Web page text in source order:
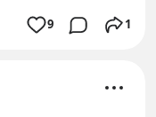
9 1